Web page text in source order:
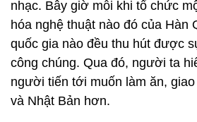
nhạc. Bây giờ mỗi khi tổ chức
hóa nghệ thuật nào đó của Hàn
quốc gia nào đều thu hút được
công chúng. Qua đó, người ta
người tiến tới muốn làm ăn,
và Nhật Bản hơn.